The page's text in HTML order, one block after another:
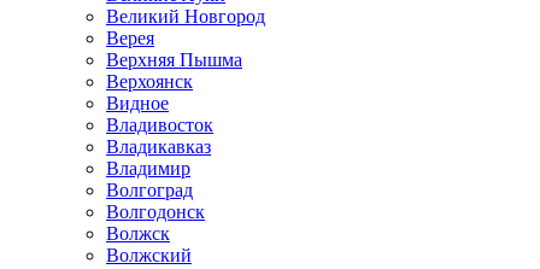
Великий Новгород
Верея
Верхняя Пышма
Верхоянск
Видное
Владивосток
Владикавказ
Владимир
Волгоград
Волгодонск
Волжск
Волжский